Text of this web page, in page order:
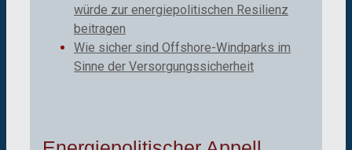
würde zur energiepolitischen Resilienz
beitragen
Wie sicher sind Offshore-Windparks im
Sinne der Versorgungssicherheit